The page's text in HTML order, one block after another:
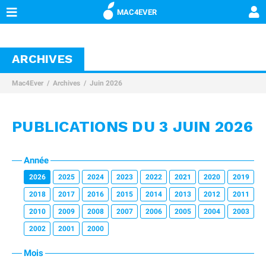
MAC4EVER
ARCHIVES
Mac4Ever Archives Juin 2026
PUBLICATIONS DU 3 JUIN 2026
Année
2026 2025 2024 2023 2022 2021 2020 2019
2018 2017 2016 2015 2014 2013 2012 2011
2010 2009 2008 2007 2006 2005 2004 2003
2002 2001 2000
Mois